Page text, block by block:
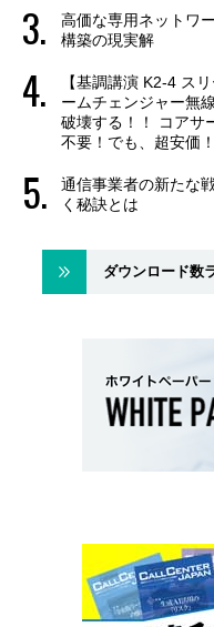
高価な専用ネットワ
構築の現実解
【基調講演 K2-4 ス
ームチェンジャー無
破壊する！！ コアサ
不要！でも、超安価
通信事業者の新たな
く秘訣とは
ダウンロード数